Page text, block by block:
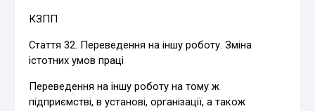
КЗПП
Стаття 32. Переведення на іншу роботу. Зміна
істотних умов праці
Переведення на іншу роботу на тому ж
підприємстві, в установі, організації, а також